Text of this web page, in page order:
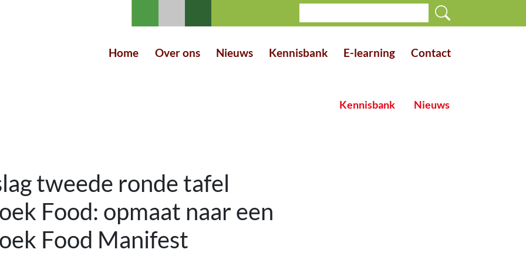
Home Over ons Nieuws Kennisbank E-learning Contact
Kennisbank Nieuws
tweede ronde tafel
Food: opmaat naar een
Food Manifest